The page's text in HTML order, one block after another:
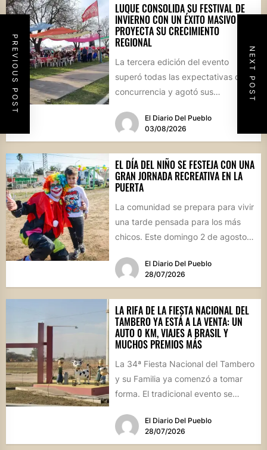
PREVIOUS POST NEXT POST
LUQUE CONSOLIDA SU FESTIVAL DE
INVIERNO CON UN ÉXITO MASIVO Y
PROYECTA SU CRECIMIENTO
REGIONAL
La tercera edición del evento
superó todas las expectativas de
concurrencia y agotó sus
marco, el...El Diario Del Pueblo
03/08/2026
EL DÍA DEL NIÑO SE FESTEJA CON UNA
GRAN JORNADA RECREATIVA EN LA
PUERTA
La comunidad se prepara para vivir
una tarde pensada para los más
chicos. Este domingo 2 de agosto,
El Diario Del Pueblo
28/07/2026
LA RIFA DE LA FIESTA NACIONAL DEL
TAMBERO YA ESTÁ A LA VENTA: UN
AUTO 0 KM, VIAJES A BRASIL Y
MUCHOS PREMIOS MÁS
La 34ª Fiesta Nacional del Tambero
y su Familia ya comenzó a tomar
forma. El tradicional evento se
El Diario Del Pueblo
28/07/2026